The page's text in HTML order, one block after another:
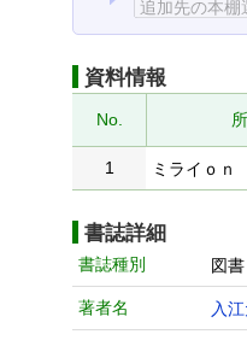
資料情報
No.
1
ミライｏｎ
書誌詳細
書誌種別 図書
著者名 入